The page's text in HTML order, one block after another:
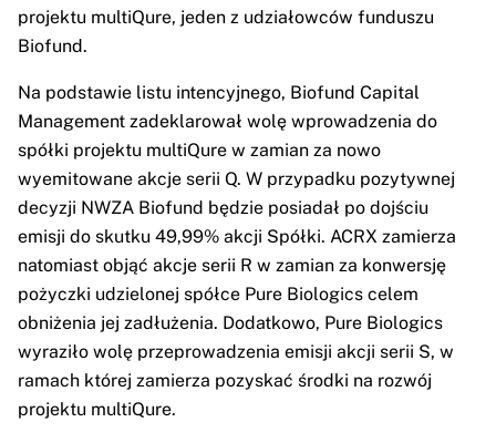
projektu multiQure, jeden z udziałowców funduszu
Biofund.
Na podstawie listu intencyjnego, Biofund Capital
Management zadeklarował wolę wprowadzenia do
spółki projektu multiQure w zamian za nowo
wyemitowane akcje serii Q. W przypadku pozytywnej
decyzji NWZA Biofund będzie posiadał po dojściu
emisji do skutku 49,99% akcji Spółki. ACRX zamierza
natomiast objąć akcje serii R w zamian za konwersję
pożyczki udzielonej spółce Pure Biologics celem
obniżenia jej zadłużenia. Dodatkowo, Pure Biologics
wyraziło wolę przeprowadzenia emisji akcji serii S, w
ramach której zamierza pozyskać środki na rozwój
projektu multiQure.